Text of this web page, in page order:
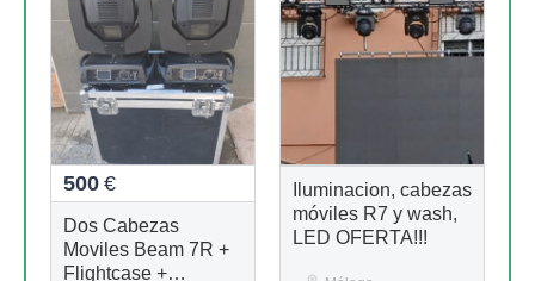
500 €
Dos Cabezas
Moviles Beam 7R +
Flightcase +
Iluminacion, cabezas
móviles R7 y wash,
LED OFERTA!!!